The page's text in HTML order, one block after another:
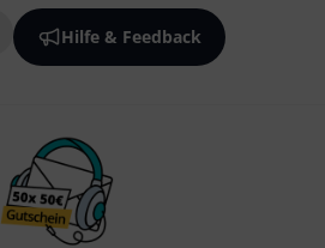
Hilfe & Feedback